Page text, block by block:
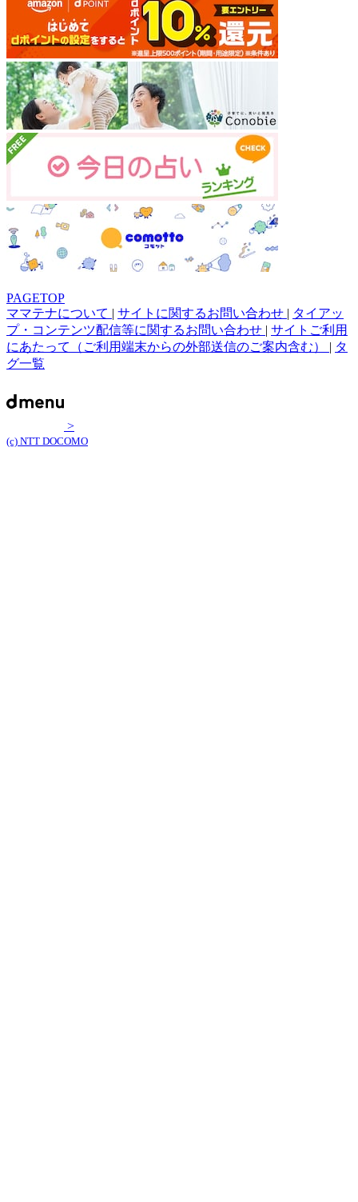
PAGETOP
ママテナについて | サイトに関するお問い合わせ | タイアッ
プ・コンテンツ配信等に関するお問い合わせ | サイトご利用
にあたって（ご利用端末からの外部送信のご案内含む） | タ
グ一覧
>
(c) NTT DOCOMO